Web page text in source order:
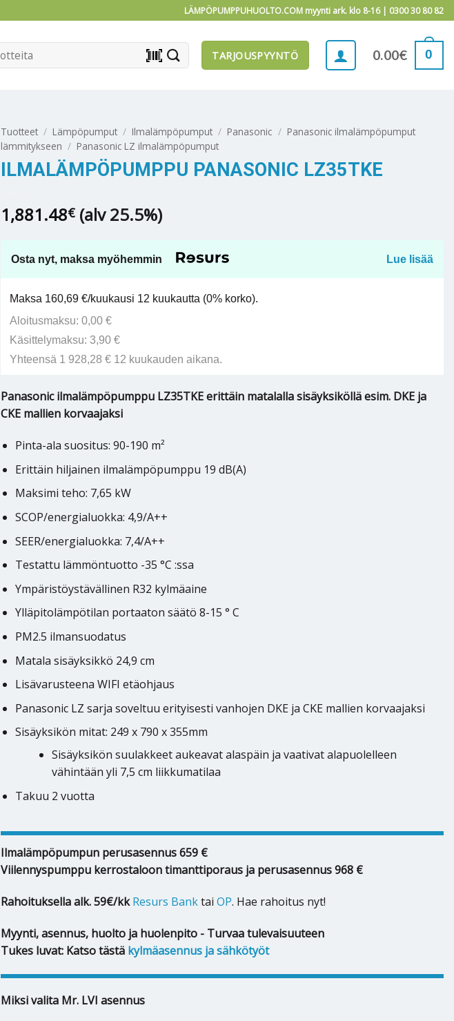
LÄMPÖPUMPPUHUOLTO.COM myynti ark. klo 8-16 | 0300 30 80 82
barcode_scanner TARJOUSPYYNTÖ 0.00€ 0
Tuotteet / Lämpöpumput / Ilmalämpöpumput / Panasonic / Panasonic ilmalämpöpumput
lämmitykseen / Panasonic LZ ilmalämpöpumput
ILMALÄMPÖPUMPPU PANASONIC LZ35TKE
1,881.48€ (alv 25.5%)
Osta nyt, maksa myöhemmin Lue lisää
Maksa 160,69 €/kuukausi 12 kuukautta (0% korko).
Aloitusmaksu: 0,00 €
Käsittelymaksu: 3,90 €
Yhteensä 1 928,28 € 12 kuukauden aikana.
Panasonic ilmalämpöpumppu LZ35TKE erittäin matalalla sisäyksiköllä esim. DKE ja
CKE mallien korvaajaksi
Pinta-ala suositus: 90-190 m²
Erittäin hiljainen ilmalämpöpumppu 19 dB(A)
Maksimi teho: 7,65 kW
SCOP/energialuokka: 4,9/A++
SEER/energialuokka: 7,4/A++
Testattu lämmöntuotto -35 °C :ssa
Ympäristöystävällinen R32 kylmäaine
Ylläpitolämpötilan portaaton säätö 8-15 ° C
PM2.5 ilmansuodatus
Matala sisäyksikkö 24,9 cm
Lisävarusteena WIFI etäohjaus
Panasonic LZ sarja soveltuu erityisesti vanhojen DKE ja CKE mallien korvaajaksi
Sisäyksikön mitat: 249 x 790 x 355mm
Sisäyksikön suulakkeet aukeavat alaspäin ja vaativat alapuolelleen
vähintään yli 7,5 cm liikkumatilaa
Takuu 2 vuotta
Ilmalämpöpumpun perusasennus 659 €
Viilennyspumppu kerrostaloon timanttiporaus ja perusasennus 968 €
Rahoituksella alk. 59€/kk Resurs Banktai OP. Hae rahoitus nyt!
Myynti, asennus, huolto ja huolenpito - Turvaa tulevaisuuteen
Tukes luvat: Katso tästä kylmäasennus ja sähkötyöt
Miksi valita Mr. LVI asennus